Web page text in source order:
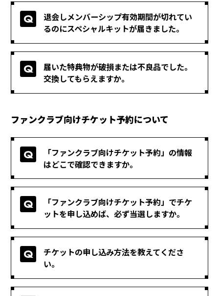
退会しメンバーシップ有効期間が切れてい
るのにスペシャルキットが届きました。
届いた特典物が破損または不良品でした。
交換してもらえますか。
ファンクラブ向けチケット予約について
「ファンクラブ向けチケット予約」の情報
はどこで確認できますか。
「ファンクラブ向けチケット予約」でチケ
ットを申し込めば、必ず当選しますか。
チケットの申し込み方法を教えてくださ
い。